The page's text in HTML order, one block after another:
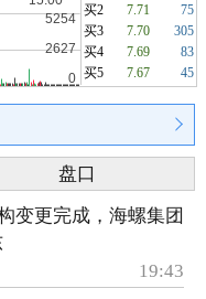
买2
7.71
75
买3
7.70
305
买4
7.69
83
买5
7.67 45
盘口
变更完成，海螺集团
19:43